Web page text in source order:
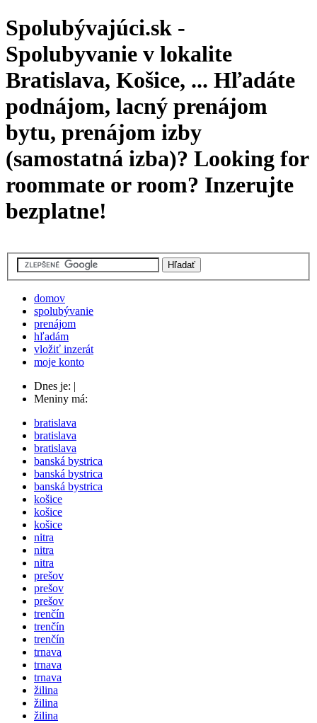
Spolubývajúci.sk -
Spolubyvanie v lokalite
Bratislava, Košice, ... Hľadáte
podnájom, lacný prenájom
bytu, prenájom izby
(samostatná izba)? Looking for
roommate or room? Inzerujte
bezplatne!
domov
spolubývanie
prenájom
hľadám
vložiť inzerát
moje konto
Dnes je:
Meniny má:
bratislava
bratislava
bratislava
banská bystrica
banská bystrica
banská bystrica
košice
košice
košice
nitra
nitra
nitra
prešov
prešov
prešov
trenčín
trenčín
trenčín
trnava
trnava
trnava
žilina
žilina
žilina